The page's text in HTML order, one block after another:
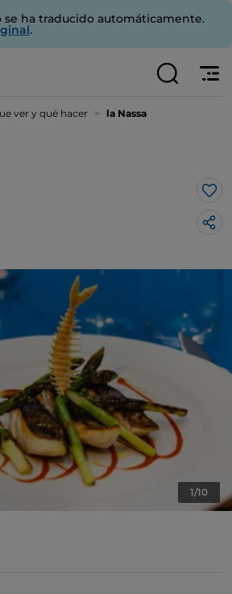
se ha traducido automáticamente.
.
ver y qué hacer la Nassa
Me
1/10